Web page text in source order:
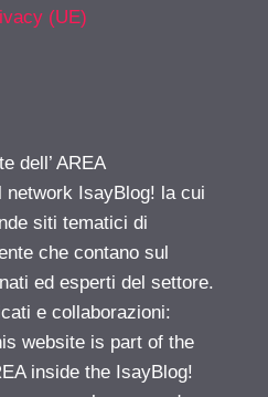
(UE)
dell’ AREA
network IsayBlog! la cui
siti tematici di
che contano sul
ed esperti del settore.
e collaborazioni:
website is part of the
inside the IsayBlog!